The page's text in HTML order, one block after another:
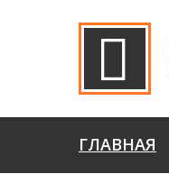
ГЛАВНАЯ